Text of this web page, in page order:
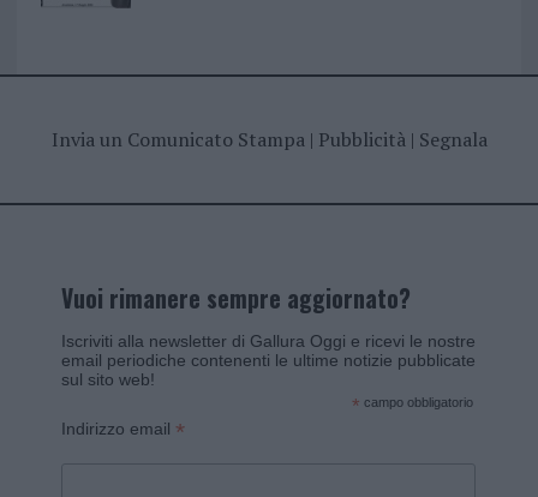
Invia un Comunicato Stampa| Pubblicità| Segnala
Vuoi rimanere sempre aggiornato?
Iscriviti alla newsletter di Gallura Oggi e ricevi le nostre
email periodiche contenenti le ultime notizie pubblicate
sul sito web!
* campo obbligatorio
Indirizzo email *